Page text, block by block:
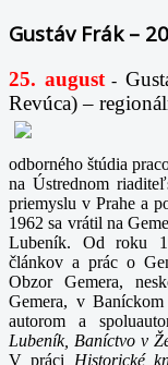
Gustáv Frák –
25. august-
Revúca) –
odborného štúdia
na Ústrednom
priemyslu v Prahe a
1962 sa vrátil na
Lubeník. Od roku
článkov a prác o
Obzor Gemera,
Gemera, v
autorom a
Lubeník, Baníctvo v
V práci Historické